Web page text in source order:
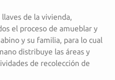
de la vivienda,
el proceso de amueblar y
y su familia, para lo cual
distribuye las áreas y
de recolección de